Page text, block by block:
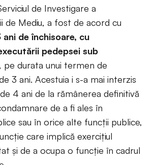
de Investigare a
de Mediu, a fost de acord cu
ani de închisoare, cu
pedepsei sub
pe durata unui termen de
3 ani. Acestuia i s-a mai interzis
4 ani de la rămânerea definitivă
de a fi ales în
sau în orice alte funcții publice,
care implică exercițiul
și de a ocupa o funcție în cadrul